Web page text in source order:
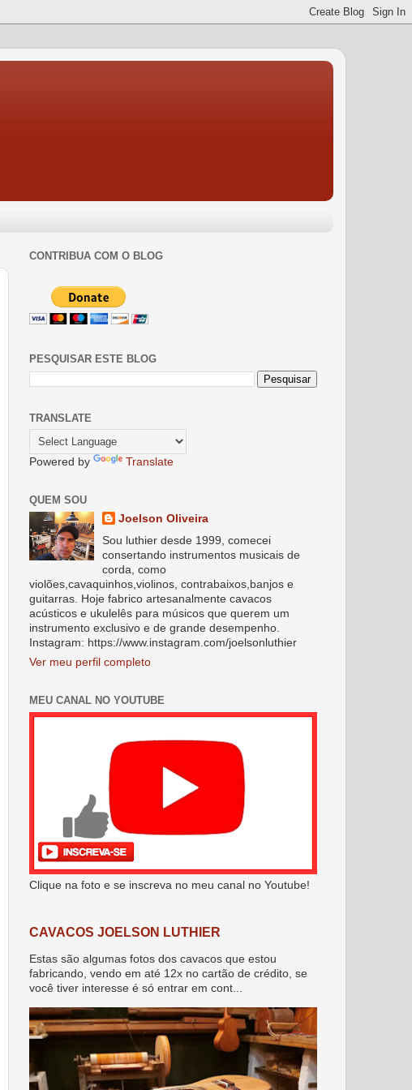
CONTRIBUA COM O BLOG
PESQUISAR ESTE BLOG
TRANSLATE
Powered by Translate
QUEM SOU
Joelson Oliveira
Sou luthier desde 1999, comecei
consertando instrumentos musicais de
corda, como
violões,cavaquinhos,violinos, contrabaixos,banjos e
guitarras. Hoje fabrico artesanalmente cavacos
acústicos e ukulelês para músicos que querem um
instrumento exclusivo e de grande desempenho.
Instagram: https://www.instagram.com/joelsonluthier
Ver meu perfil completo
MEU CANAL NO YOUTUBE
Clique na foto e se inscreva no meu canal no Youtube!
CAVACOS JOELSON LUTHIER
Estas são algumas fotos dos cavacos que estou
fabricando, vendo em até 12x no cartão de crédito, se
você tiver interesse é só entrar em cont...